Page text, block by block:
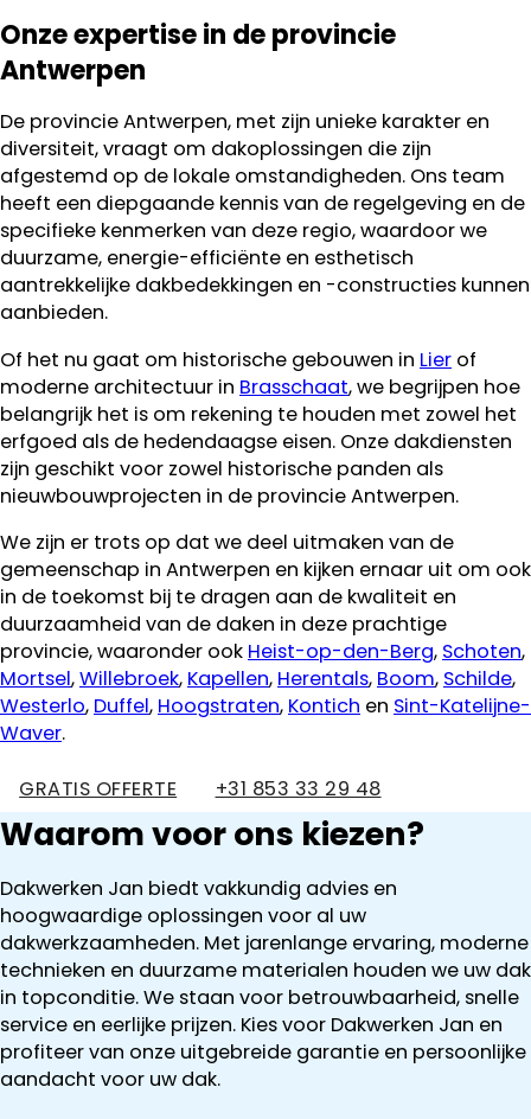
Onze expertise in de provincie
Antwerpen
De provincie Antwerpen, met zijn unieke karakter en
diversiteit, vraagt om dakoplossingen die zijn
afgestemd op de lokale omstandigheden. Ons team
heeft een diepgaande kennis van de regelgeving en de
specifieke kenmerken van deze regio, waardoor we
duurzame, energie-efficiënte en esthetisch
aantrekkelijke dakbedekkingen en -constructies kunnen
aanbieden.
Of het nu gaat om historische gebouwen in Lier of
moderne architectuur in Brasschaat, we begrijpen hoe
belangrijk het is om rekening te houden met zowel het
erfgoed als de hedendaagse eisen. Onze dakdiensten
zijn geschikt voor zowel historische panden als
nieuwbouwprojecten in de provincie Antwerpen.
We zijn er trots op dat we deel uitmaken van de
gemeenschap in Antwerpen en kijken ernaar uit om ook
in de toekomst bij te dragen aan de kwaliteit en
duurzaamheid van de daken in deze prachtige
provincie, waaronder ook Heist-op-den-Berg, Schoten,
Mortsel,Willebroek, Kapellen, Herentals, Boom, Schilde,
Westerlo, Duffel, Hoogstraten, Kontich en Sint-Katelijne-
Waver.
GRATIS OFFERTE +31 853 33 29 48
Waarom voor ons kiezen?
Dakwerken Jan biedt vakkundig advies en
hoogwaardige oplossingen voor al uw
dakwerkzaamheden. Met jarenlange ervaring, moderne
technieken en duurzame materialen houden we uw dak
in topconditie. We staan voor betrouwbaarheid, snelle
service en eerlijke prijzen. Kies voor Dakwerken Jan en
profiteer van onze uitgebreide garantie en persoonlijke
aandacht voor uw dak.